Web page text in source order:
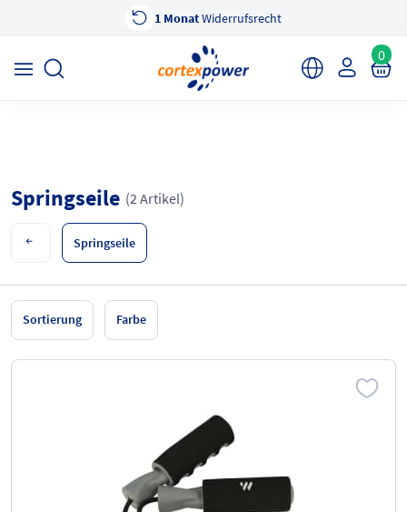
1 MonatWiderrufsrecht
0
cortexpower Sportshop
Springseile (2 Artikel)
Springseile
Sortierung Farbe